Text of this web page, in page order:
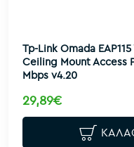
Tp-Link Omada
Ceiling Mount Access
Mbps v4.20
29,89€